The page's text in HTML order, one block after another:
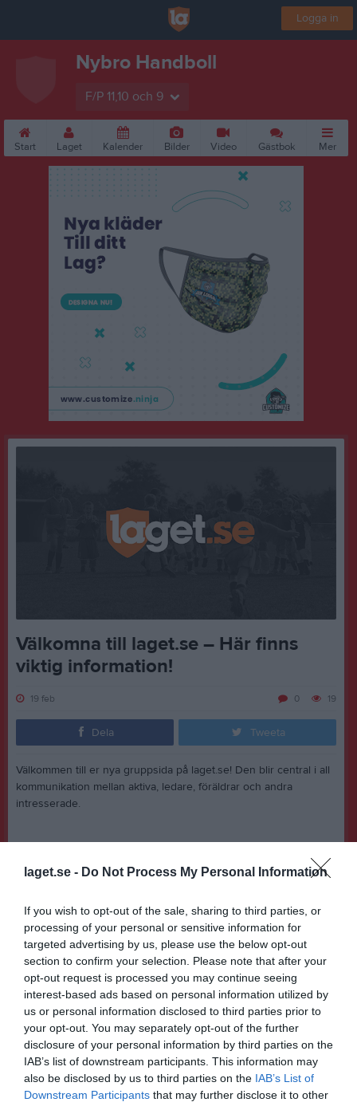
laget.se - Do Not Process My Personal Information
If you wish to opt-out of the sale, sharing to third parties, or
processing of your personal or sensitive information for
targeted advertising by us, please use the below opt-out
section to confirm your selection. Please note that after your
opt-out request is processed you may continue seeing
interest-based ads based on personal information utilized by
us or personal information disclosed to third parties prior to
your opt-out. You may separately opt-out of the further
disclosure of your personal information by third parties on the
IAB’s list of downstream participants. This information may
also be disclosed by us to third parties on the IAB’s List of
Downstream Participants that may further disclose it to other
Logga in
Nybro Handboll
F/P 11,10 och 9
Start Laget Kalender Bilder Video Gästbok Mer
Välkomna till laget.se – Här finns
viktig information!
19 feb 19
0
Dela Tweeta
Välkommen till er nya gruppsida på laget.se! Den blir central i all
kommunikation mellan aktiva, ledare, föräldrar och andra
intresserade.
omkring gruppen finns ett antal viktiga punkter för sidans
• Logga in och lägga till alla aktiva och ledare under Medlemmar.
• Fylla på kalendern med alla inplanerade aktiviteter. Matcher
läggs till via Serier medan träningar och andra aktiviteter läggs till
via Aktiviteter.
• Skriv nyheter löpande och berätta om verksamheten. I takt med
att nya nyheter läggs till kommer den här nyhetstexten att